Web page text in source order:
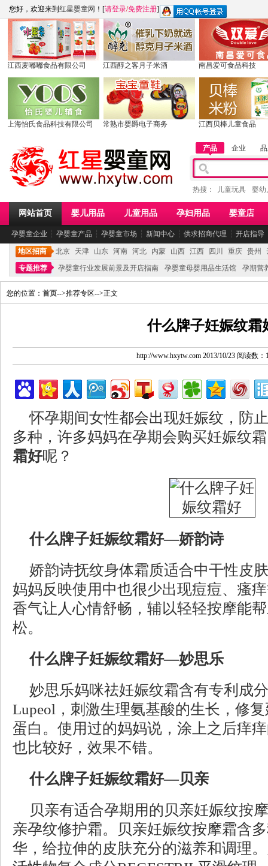
您好，欢迎来到 红星婴童网 ！[请登录/免费注册]
江西麦嘟嘟食品有限公司 江西醇之客月子米酒 南昌爱可食品科技
上海怡氏食品科技有限公司 常熟市婴爵电子商务 江西贝棒儿童食品
产品 企业
热搜： 儿童玩具 婴幼
网站首页 婴儿用品 儿童用品 孕妇用品 婴童店
孕婴童企业 ┆ 孕婴童产品 ┆ 孕婴童市场 ┆ 新闻中心 ┆ 供求招商代理 ┆ 开店指导
地区招商 北京 天津 山东 河南 河北 内蒙 山西 江西 四川 重庆 贵州
专题推荐
孕婴童行业发展前景及开店指南 孕婴童母婴用品生活馆 孕期营
您的位置： 首页-->推荐专区-->正文
什么牌子妊娠纹霜
http://www.hxytw.com 2013/10/23 阅读数：
怀孕期间女性都会出现妊娠纹，防
多种，许多妈妈在孕期会购买妊娠纹
霜好呢？
什么牌子妊娠纹霜好—娇韵诗
娇韵诗抚纹身体霜质适合中干性皮
妈妈反映使用中也很少出现痘痘、瘙
香气让人心情舒畅，辅以轻轻按摩能
松。
什么牌子妊娠纹霜好—妙思乐
妙思乐妈咪祛妊娠纹霜含有专利成
Lupeol，刺激生理氨基酸的生长，修
蛋白。使用过的妈妈说，涂上之后痒
也比较好，效果不错。
什么牌子妊娠纹霜好—贝亲
贝亲有适合孕期用的贝亲妊娠纹按
亲孕纹修护霜。贝亲妊娠纹按摩霜含
华，给拉伸的皮肤充分的滋养和调理